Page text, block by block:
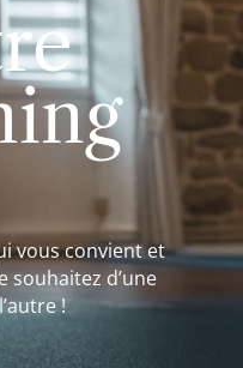
vous convient et
souhaitez d’une
!